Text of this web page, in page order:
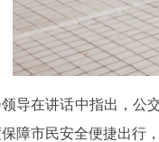
导在讲话中指出，公
障市民安全便捷出行